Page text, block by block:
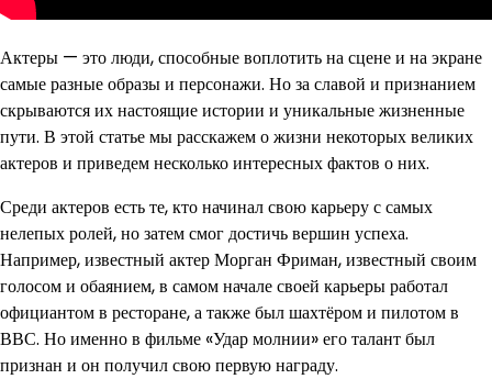
Актеры — это люди, способные воплотить на сцене и на экране
самые разные образы и персонажи. Но за славой и признанием
скрываются их настоящие истории и уникальные жизненные
пути. В этой статье мы расскажем о жизни некоторых великих
актеров и приведем несколько интересных фактов о них.
Среди актеров есть те, кто начинал свою карьеру с самых
нелепых ролей, но затем смог достичь вершин успеха.
Например, известный актер Морган Фриман, известный своим
голосом и обаянием, в самом начале своей карьеры работал
официантом в ресторане, а также был шахтёром и пилотом в
ВВС. Но именно в фильме «Удар молнии» его талант был
признан и он получил свою первую награду.